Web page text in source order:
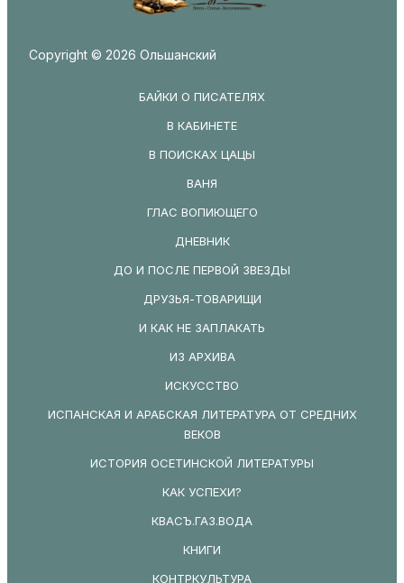
Copyright © 2026 Ольшанский
БАЙКИ О ПИСАТЕЛЯХ
В КАБИНЕТЕ
В ПОИСКАХ ЦАЦЫ
ВАНЯ
ГЛАС ВОПИЮЩЕГО
ДНЕВНИК
ДО И ПОСЛЕ ПЕРВОЙ ЗВЕЗДЫ
ДРУЗЬЯ-ТОВАРИЩИ
И КАК НЕ ЗАПЛАКАТЬ
ИЗ АРХИВА
ИСКУССТВО
ИСПАНСКАЯ И АРАБСКАЯ ЛИТЕРАТУРА ОТ СРЕДНИХ
ВЕКОВ
ИСТОРИЯ ОСЕТИНСКОЙ ЛИТЕРАТУРЫ
КАК УСПЕХИ?
КВАСЪ.ГАЗ.ВОДА
КНИГИ
КОНТРКУЛЬТУРА